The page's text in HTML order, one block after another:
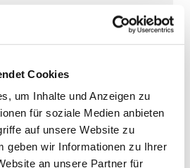
Cookies
um Inhalte und Anzeigen zu
für soziale Medien anbieten
auf unsere Website zu
geben wir Informationen zu Ihrer
an unsere Partner für
Jungfernstieg